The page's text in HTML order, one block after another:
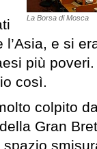
La Borsa di Mosca
l’Asia, e si
più poveri.
così.
colpito
Gran